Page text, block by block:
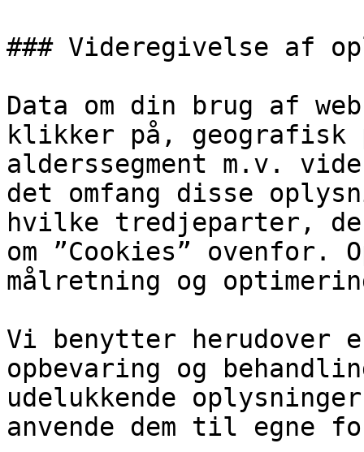
### Videregivelse af
Data om din brug af
klikker på, geografisk
alderssegment m.v.
det omfang disse
hvilke tredjeparter,
om ”Cookies” ovenfor.
målretning og
Vi benytter
opbevaring og
udelukkende
anvende dem til egne